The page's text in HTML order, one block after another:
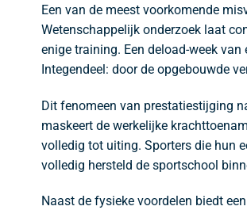
Een van de meest voorkomende
Wetenschappelijk onderzoek laat
enige training. Een deload-week
Integendeel: door de opgebouwde
Dit fenomeen van prestatiestijging
maskeert de werkelijke
volledig tot uiting. Sporters die hun
volledig hersteld de sportschool
Naast de fysieke voordelen biedt